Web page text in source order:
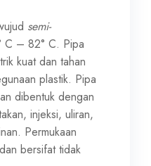
semi-
C – 82° C. Pipa
kuat dan tahan
plastik. Pipa
dibentuk dengan
injeksi, uliran,
Permukaan
bersifat tidak